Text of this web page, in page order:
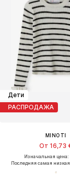
Дети
РАСПРОДАЖА
MINOTI
От 16,73
Изначальная
Последняя самая